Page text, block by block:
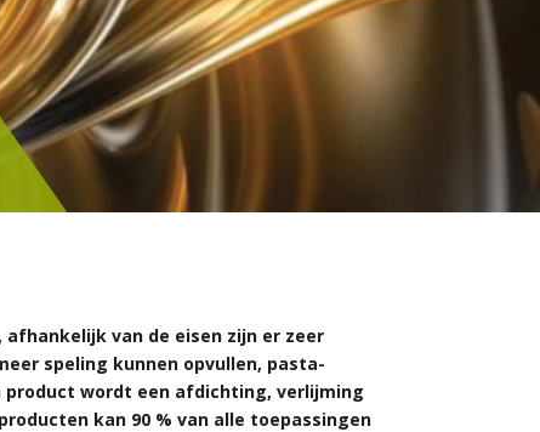
van de eisen zijn er zeer
speling kunnen opvullen, pasta-
product wordt een afdichting, verlijming
kan 90 % van alle toepassingen